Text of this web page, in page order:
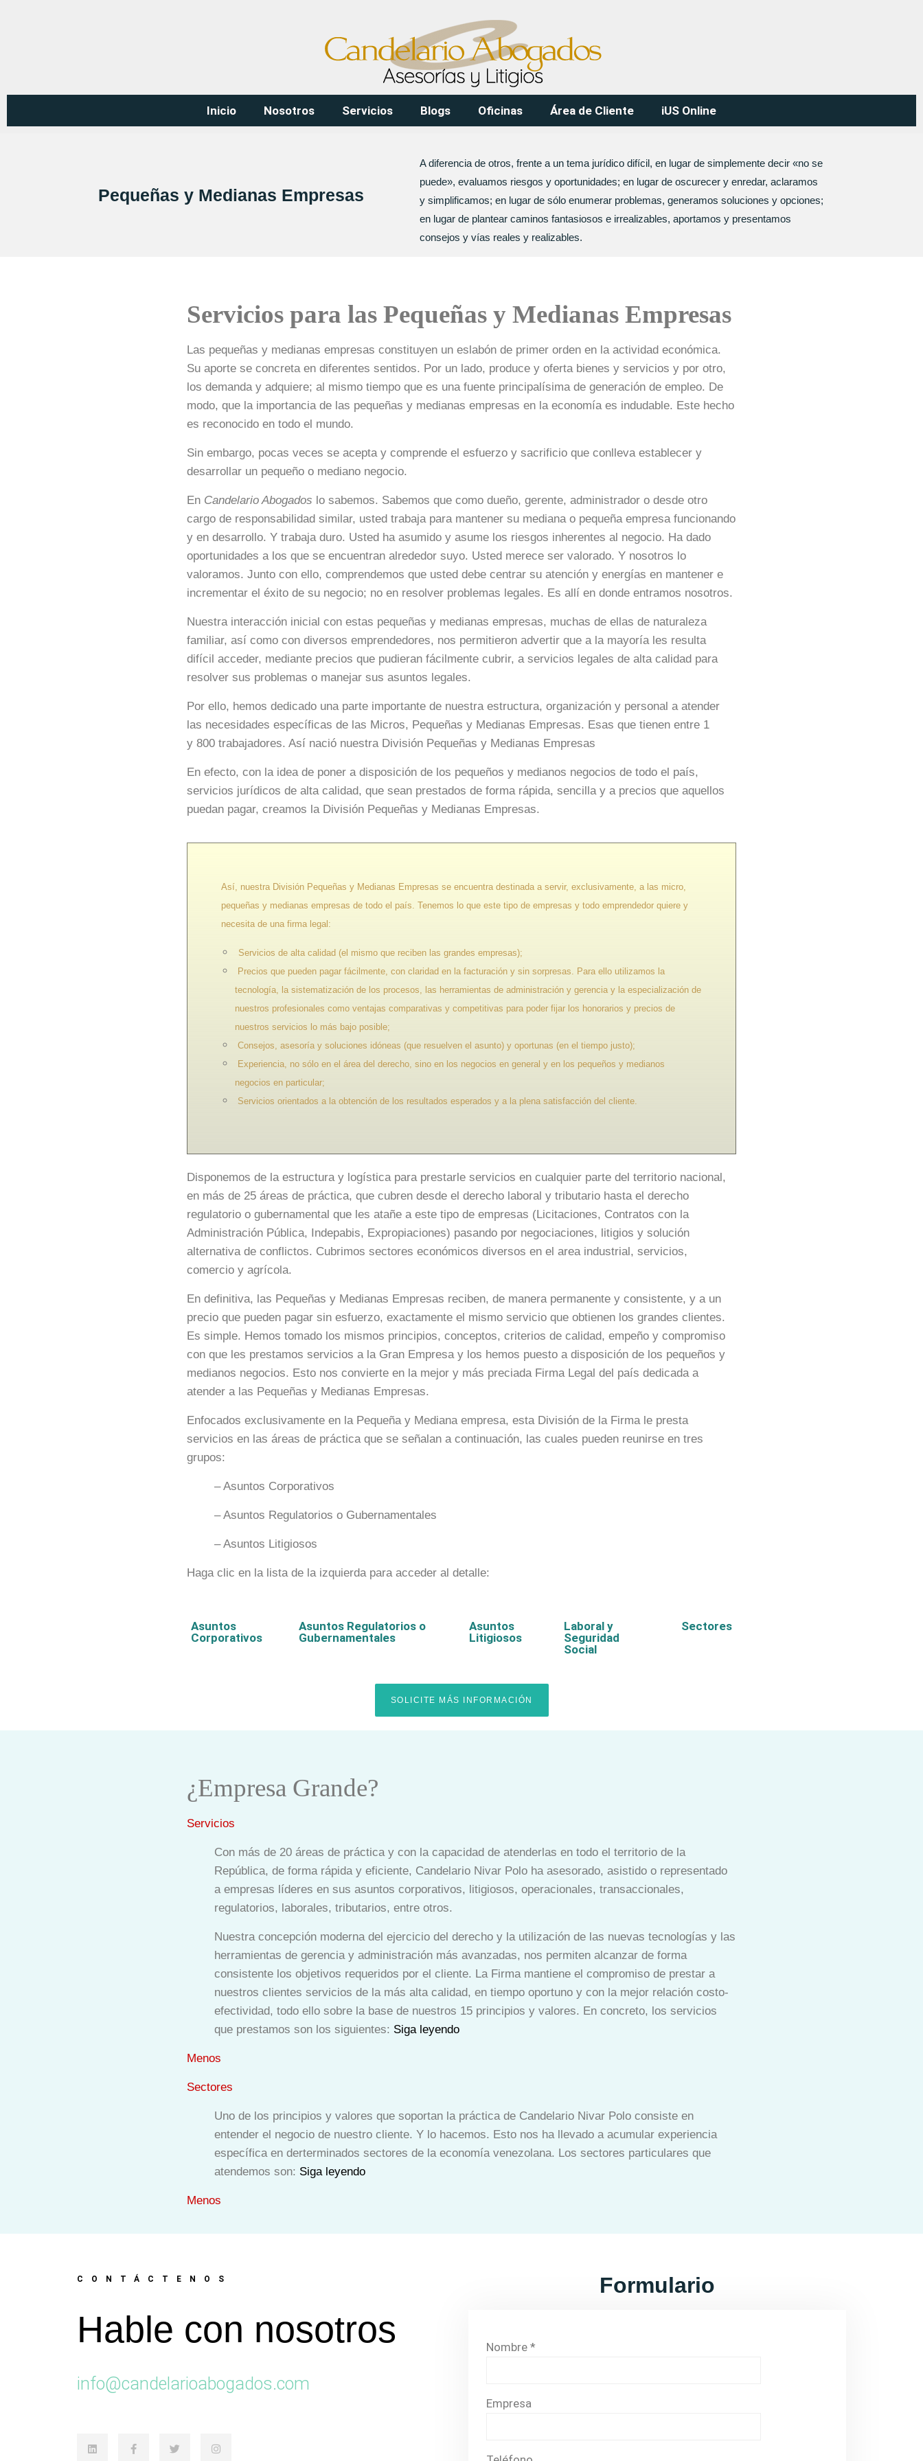
Inicio Nosotros Servicios Blogs Oficinas Área de Cliente iUS Online
Pequeñas y Medianas Empresas
A diferencia de otros, frente a un tema jurídico difícil, en lugar de simplemente decir «no se
puede», evaluamos riesgos y oportunidades; en lugar de oscurecer y enredar, aclaramos
y simplificamos; en lugar de sólo enumerar problemas, generamos soluciones y opciones;
en lugar de plantear caminos fantasiosos e irrealizables, aportamos y presentamos
consejos y vías reales y realizables.
Servicios para las Pequeñas y Medianas Empresas
Las pequeñas y medianas empresas constituyen un eslabón de primer orden en la actividad económica.
Su aporte se concreta en diferentes sentidos. Por un lado, produce y oferta bienes y servicios y por otro,
los demanda y adquiere; al mismo tiempo que es una fuente principalísima de generación de empleo. De
modo, que la importancia de las pequeñas y medianas empresas en la economía es indudable. Este hecho
es reconocido en todo el mundo.
Sin embargo, pocas veces se acepta y comprende el esfuerzo y sacrificio que conlleva establecer y
desarrollar un pequeño o mediano negocio.
En Candelario Abogados lo sabemos. Sabemos que como dueño, gerente, administrador o desde otro
cargo de responsabilidad similar, usted trabaja para mantener su mediana o pequeña empresa funcionando
y en desarrollo. Y trabaja duro. Usted ha asumido y asume los riesgos inherentes al negocio. Ha dado
oportunidades a los que se encuentran alrededor suyo. Usted merece ser valorado. Y nosotros lo
valoramos. Junto con ello, comprendemos que usted debe centrar su atención y energías en mantener e
incrementar el éxito de su negocio; no en resolver problemas legales. Es allí en donde entramos nosotros.
Nuestra interacción inicial con estas pequeñas y medianas empresas, muchas de ellas de naturaleza
familiar, así como con diversos emprendedores, nos permitieron advertir que a la mayoría les resulta
difícil acceder, mediante precios que pudieran fácilmente cubrir, a servicios legales de alta calidad para
resolver sus problemas o manejar sus asuntos legales.
Por ello, hemos dedicado una parte importante de nuestra estructura, organización y personal a atender
las necesidades específicas de las Micros, Pequeñas y Medianas Empresas. Esas que tienen entre 1
y 800 trabajadores. Así nació nuestra División Pequeñas y Medianas Empresas
En efecto, con la idea de poner a disposición de los pequeños y medianos negocios de todo el país,
servicios jurídicos de alta calidad, que sean prestados de forma rápida, sencilla y a precios que aquellos
puedan pagar, creamos la División Pequeñas y Medianas Empresas.
Así, nuestra División Pequeñas y Medianas Empresas se encuentra destinada a servir, exclusivamente, a las micro,
pequeñas y medianas empresas de todo el país. Tenemos lo que este tipo de empresas y todo emprendedor quiere y
necesita de una firma legal:
Servicios de alta calidad (el mismo que reciben las grandes empresas);
Precios que pueden pagar fácilmente, con claridad en la facturación y sin sorpresas. Para ello utilizamos la
tecnología, la sistematización de los procesos, las herramientas de administración y gerencia y la especialización de
nuestros profesionales como ventajas comparativas y competitivas para poder fijar los honorarios y precios de
nuestros servicios lo más bajo posible;
Consejos, asesoría y soluciones idóneas (que resuelven el asunto) y oportunas (en el tiempo justo);
Experiencia, no sólo en el área del derecho, sino en los negocios en general y en los pequeños y medianos
negocios en particular;
Servicios orientados a la obtención de los resultados esperados y a la plena satisfacción del cliente.
Disponemos de la estructura y logística para prestarle servicios en cualquier parte del territorio nacional,
en más de 25 áreas de práctica, que cubren desde el derecho laboral y tributario hasta el derecho
regulatorio o gubernamental que les atañe a este tipo de empresas (Licitaciones, Contratos con la
Administración Pública, Indepabis, Expropiaciones) pasando por negociaciones, litigios y solución
alternativa de conflictos. Cubrimos sectores económicos diversos en el area industrial, servicios,
comercio y agrícola.
En definitiva, las Pequeñas y Medianas Empresas reciben, de manera permanente y consistente, y a un
precio que pueden pagar sin esfuerzo, exactamente el mismo servicio que obtienen los grandes clientes.
Es simple. Hemos tomado los mismos principios, conceptos, criterios de calidad, empeño y compromiso
con que les prestamos servicios a la Gran Empresa y los hemos puesto a disposición de los pequeños y
medianos negocios. Esto nos convierte en la mejor y más preciada Firma Legal del país dedicada a
atender a las Pequeñas y Medianas Empresas.
Enfocados exclusivamente en la Pequeña y Mediana empresa, esta División de la Firma le presta
servicios en las áreas de práctica que se señalan a continuación, las cuales pueden reunirse en tres
grupos:
– Asuntos Corporativos
– Asuntos Regulatorios o Gubernamentales
– Asuntos Litigiosos
Haga clic en la lista de la izquierda para acceder al detalle:
Asuntos
Corporativos
Asuntos Regulatorios o
Gubernamentales
Asuntos
Litigiosos
Laboral y
Seguridad
Social
Sectores
SOLICITE MÁS INFORMACIÓN
¿Empresa Grande?
Servicios
Con más de 20 áreas de práctica y con la capacidad de atenderlas en todo el territorio de la
República, de forma rápida y eficiente, Candelario Nivar Polo ha asesorado, asistido o representado
a empresas líderes en sus asuntos corporativos, litigiosos, operacionales, transaccionales,
regulatorios, laborales, tributarios, entre otros.
Nuestra concepción moderna del ejercicio del derecho y la utilización de las nuevas tecnologías y las
herramientas de gerencia y administración más avanzadas, nos permiten alcanzar de forma
consistente los objetivos requeridos por el cliente. La Firma mantiene el compromiso de prestar a
nuestros clientes servicios de la más alta calidad, en tiempo oportuno y con la mejor relación costo-
efectividad, todo ello sobre la base de nuestros 15 principios y valores. En concreto, los servicios
que prestamos son los siguientes: Siga leyendo
Menos
Sectores
Uno de los principios y valores que soportan la práctica de Candelario Nivar Polo consiste en
entender el negocio de nuestro cliente. Y lo hacemos. Esto nos ha llevado a acumular experiencia
específica en derterminados sectores de la economía venezolana. Los sectores particulares que
atendemos son: Siga leyendo
Menos
CONTÁCTENOS
Hable con nosotros
info@candelarioabogados.com
Formulario
Nombre *
Empresa